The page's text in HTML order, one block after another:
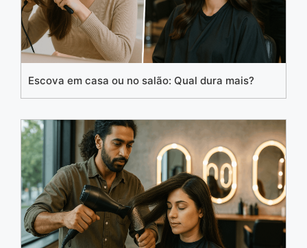
Escova em casa ou no salão: Qual dura mais?